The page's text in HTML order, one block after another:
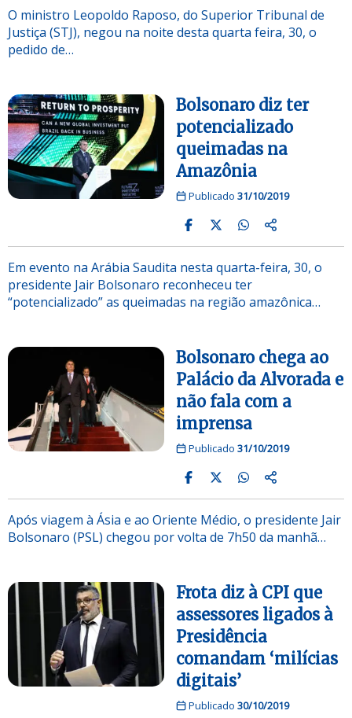
O ministro Leopoldo Raposo, do Superior Tribunal de
Justiça (STJ), negou na noite desta quarta feira, 30, o
pedido de…
Bolsonaro diz ter
potencializado
queimadas na
Amazônia
Publicado 31/10/2019
Em evento na Arábia Saudita nesta quarta-feira, 30, o
presidente Jair Bolsonaro reconheceu ter
“potencializado” as queimadas na região amazônica…
Bolsonaro chega ao
Palácio da Alvorada e
não fala com a
imprensa
Publicado 31/10/2019
Após viagem à Ásia e ao Oriente Médio, o presidente Jair
Bolsonaro (PSL) chegou por volta de 7h50 da manhã…
Frota diz à CPI que
assessores ligados à
Presidência
comandam ‘milícias
digitais’
Publicado 30/10/2019